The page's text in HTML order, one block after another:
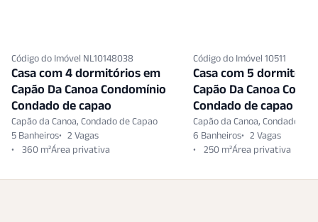
Código do Imóvel NL10148038
Casa com 4 dormitórios em
Capão Da Canoa Condomínio
Condado de capao
Capão da Canoa, Condado de Capao
5 Banheiros
2 Vagas
360 m²
Código do Imóvel 10511
Casa com 5
Capão Da Canoa
Condado de capao
Capão da Canoa, Condado de
6 Banheiros
2 Vagas
250 m²